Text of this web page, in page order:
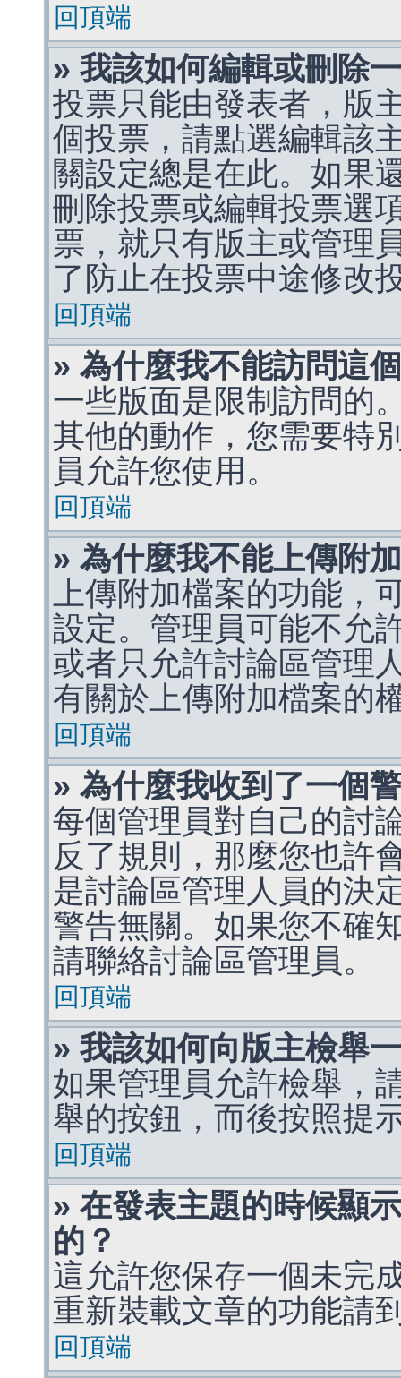
回頂端
» 我該如何編輯或刪除
投票只能由發表者，版
個投票，請點選編輯該
關設定總是在此。如果
刪除投票或編輯投票選
票，就只有版主或管理
了防止在投票中途修改
回頂端
» 為什麼我不能訪問這
一些版面是限制訪問的
其他的動作，您需要特
員允許您使用。
回頂端
» 為什麼我不能上傳附
上傳附加檔案的功能，
設定。管理員可能不允
或者只允許討論區管理
有關於上傳附加檔案的
回頂端
» 為什麼我收到了一個
每個管理員對自己的討
反了規則，那麼您也許
是討論區管理人員的決
警告無關。如果您不確
請聯絡討論區管理員。
回頂端
» 我該如何向版主檢舉
如果管理員允許檢舉，
舉的按鈕，而後按照提
回頂端
» 在發表主題的時候顯
的？
這允許您保存一個未完
重新裝載文章的功能請
回頂端